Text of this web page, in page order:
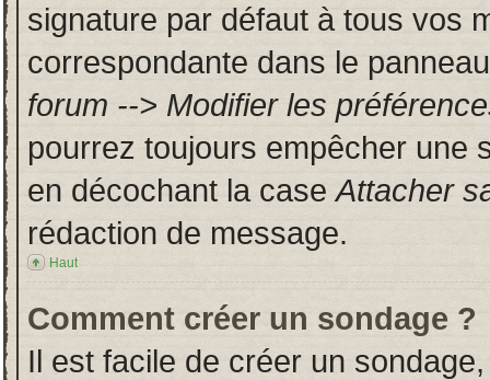
signature par défaut à tous vos
correspondante dans le
forum --> Modifier les
pourrez toujours empêcher une
en décochant la caseAttacher
rédaction de message.
Haut
Comment créer un sondage ?
Il est facile de créer un